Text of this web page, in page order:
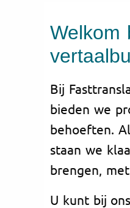
Welkom
Bij
bieden we
behoeften.
staan we
brengen,
U kunt bij